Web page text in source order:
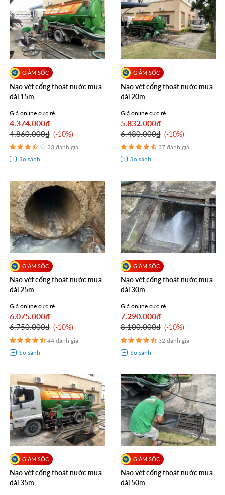
Nạo vét cống thoát nước mưa
dài 15m
Giá online cực rẻ
4.374.000₫
4.860.000₫ -10%
33 đánh giá
Nạo vét cống thoát nước mưa
dài 20m
Giá online cực rẻ
5.832.000₫
6.480.000₫ -10%
37 đánh giá
Nạo vét cống thoát nước mưa
dài 25m
Giá online cực rẻ
6.075.000₫
6.750.000₫ -10%
44 đánh giá
Nạo vét cống thoát nước mưa
dài 30m
Giá online cực rẻ
7.290.000₫
8.100.000₫ -10%
32 đánh giá
Nạo vét cống thoát nước mưa
dài 35m
Nạo vét cống thoát nước mưa
dài 50m